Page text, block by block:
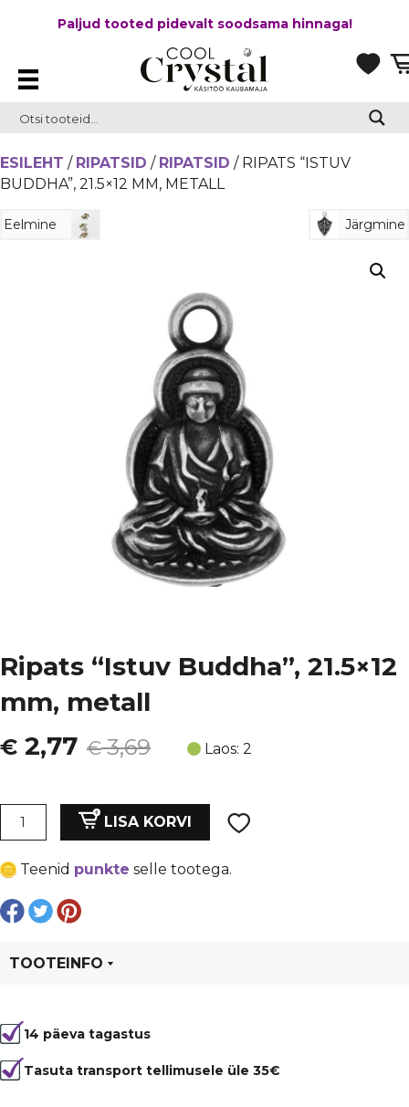
Paljud tooted pidevalt soodsama hinnaga!
ESILEHT / RIPATSID / RIPATSID / RIPATS “ISTUV
BUDDHA”, 21.5×12 MM, METALL
Eelmine Järgmine
Ripats “Istuv Buddha”, 21.5×12
mm, metall
€3,69
Algne
oli:
€ 3,69.
€ 2,77
Current
is:
€ 2,77.
Laos: 2
Ripats
21.5x12
mm,
metall
LISA KORVI
Teenid punkte selle tootega.
TOOTEINFO
Värvus
Hõbedane
Kuju
Om/Hamsa
14 päeva tagastus
Tasuta transport tellimusele üle 35€